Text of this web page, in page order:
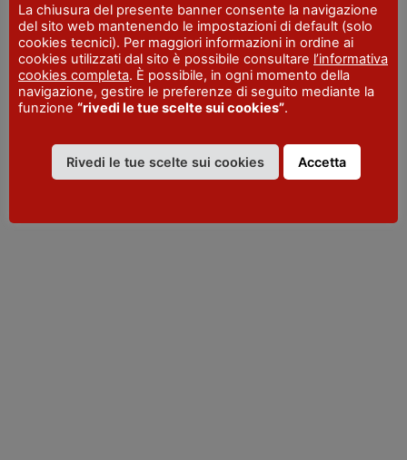
VISITPIACENZA
La chiusura del presente banner consente la navigazione
del sito web mantenendo le impostazioni di default (solo
cookies tecnici). Per maggiori informazioni in ordine ai
cookies utilizzati dal sito è possibile consultare l’informativa
cookies completa. È possibile, in ogni momento della
navigazione, gestire le preferenze di seguito mediante la
funzione “rivedi le tue scelte sui cookies”.
Rivedi le tue scelte sui cookies Accetta